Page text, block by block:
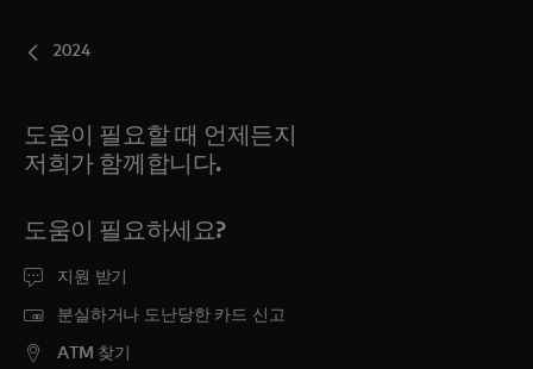
2024
도움이 필요할 때 언제든지
저희가 함께합니다.
도움이 필요하세요?
지원 받기
분실하거나 도난당한 카드 신고
ATM 찾기